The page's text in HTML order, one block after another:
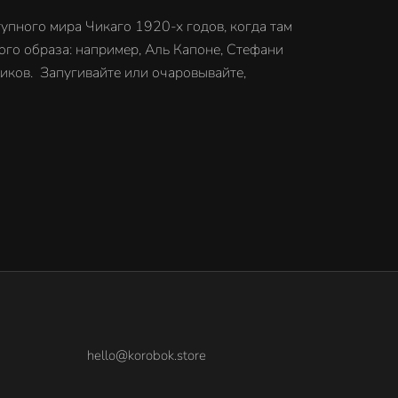
мира Чикаго 1920-х годов, когда там
образа: например, Аль Капоне, Стефани
Запугивайте или очаровывайте,
hello@korobok.store